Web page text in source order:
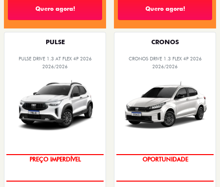
Quero agora! Quero agora!
PULSE
PULSE DRIVE 1.3 AT FLEX 4P 2026
2026/2026
PREÇO IMPERDÍVEL
CRONOS
CRONOS DRIVE 1.3 FLEX 4P 2026
2026/2026
OPORTUNIDADE